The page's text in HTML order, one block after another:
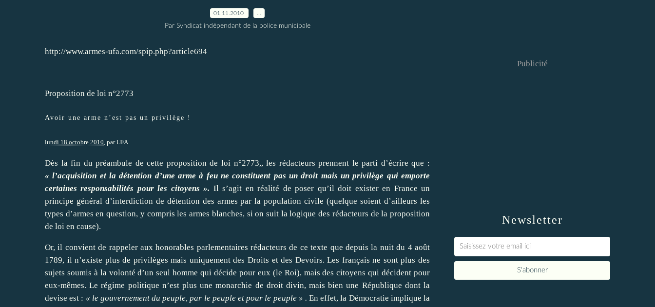
01.11.2010
Par Syndicat indépendant de la police municipale
http://www.armes-ufa.com/spip.php?article694
Proposition de loi n°2773
Avoir une arme n’est pas un privilège !
lundi 18 octobre 2010 , parUFA
Dès la fin du préambule de cette proposition de loi n°2773,, les rédacteurs prennent le parti d’écrire que :
« l’acquisition et la détention d’une arme à feu ne constituent pas un droit mais un privilège qui emporte
certaines responsabilités pour les citoyens ». Il s’agit en réalité de poser qu’il doit exister en France un
principe général d’interdiction de détention des armes par la population civile (quelque soient d’ailleurs les
types d’armes en question, y compris les armes blanches, si on suit la logique des rédacteurs de la proposition
de loi en cause).
Or, il convient de rappeler aux honorables parlementaires rédacteurs de ce texte que depuis la nuit du 4 août
1789, il n’existe plus de privilèges mais uniquement des Droits et des Devoirs. Les français ne sont plus des
sujets soumis à la volonté d’un seul homme qui décide pour eux (le Roi), mais des citoyens qui décident pour
eux-mêmes. Le régime politique n’est plus une monarchie de droit divin, mais bien une République dont la
devise est : « le gouvernement du peuple, par le peuple et pour le peuple » . En effet, la Démocratie implique la
Newsletter
Publicité